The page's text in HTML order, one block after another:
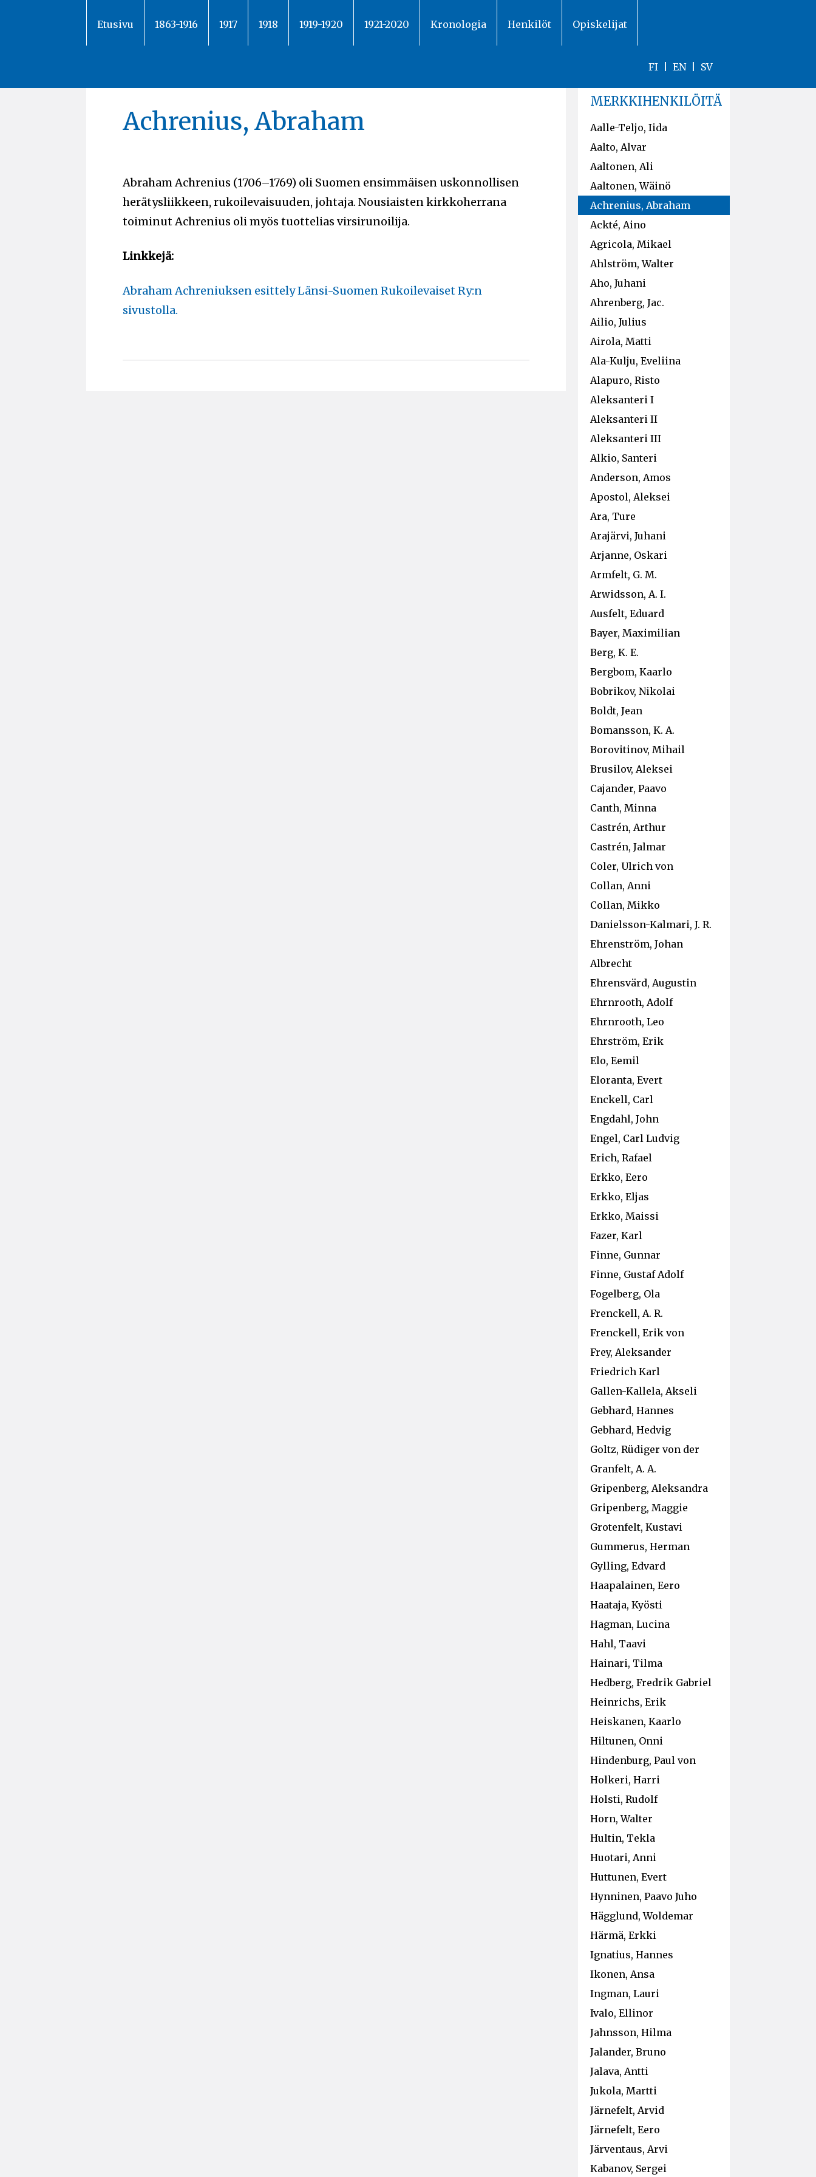
Etusivu 1863-1916 1917 1918 1919-1920 1921-2020 Kronologia Henkilöt Opiskelijat
FI EN| SV
Achrenius, Abraham
Abraham Achrenius (1706–1769) oli Suomen ensimmäisen uskonnollisen
herätysliikkeen, rukoilevaisuuden, johtaja. Nousiaisten kirkkoherrana
toiminut Achrenius oli myös tuottelias virsirunoilija.
Linkkejä:
Abraham Achreniuksen esittely Länsi-Suomen Rukoilevaiset Ry:n
sivustolla.
MERKKIHENKILÖITÄ
Aalle-Teljo, Iida
Aalto, Alvar
Aaltonen, Ali
Aaltonen, Wäinö
Achrenius, Abraham
Ackté, Aino
Agricola, Mikael
Ahlström, Walter
Aho, Juhani
Ahrenberg, Jac.
Ailio, Julius
Airola, Matti
Ala-Kulju, Eveliina
Alapuro, Risto
Aleksanteri I
Aleksanteri II
Aleksanteri III
Alkio, Santeri
Anderson, Amos
Apostol, Aleksei
Ara, Ture
Arajärvi, Juhani
Arjanne, Oskari
Armfelt, G. M.
Arwidsson, A. I.
Ausfelt, Eduard
Bayer, Maximilian
Berg, K. E.
Bergbom, Kaarlo
Bobrikov, Nikolai
Boldt, Jean
Bomansson, K. A.
Borovitinov, Mihail
Brusilov, Aleksei
Cajander, Paavo
Canth, Minna
Castrén, Arthur
Castrén, Jalmar
Coler, Ulrich von
Collan, Anni
Collan, Mikko
Danielsson-Kalmari, J. R.
Ehrenström, Johan
Albrecht
Ehrensvärd, Augustin
Ehrnrooth, Adolf
Ehrnrooth, Leo
Ehrström, Erik
Elo, Eemil
Eloranta, Evert
Enckell, Carl
Engdahl, John
Engel, Carl Ludvig
Erich, Rafael
Erkko, Eero
Erkko, Eljas
Erkko, Maissi
Fazer, Karl
Finne, Gunnar
Finne, Gustaf Adolf
Fogelberg, Ola
Frenckell, A. R.
Frenckell, Erik von
Frey, Aleksander
Friedrich Karl
Gallen-Kallela, Akseli
Gebhard, Hannes
Gebhard, Hedvig
Goltz, Rüdiger von der
Granfelt, A. A.
Gripenberg, Aleksandra
Gripenberg, Maggie
Grotenfelt, Kustavi
Gummerus, Herman
Gylling, Edvard
Haapalainen, Eero
Haataja, Kyösti
Hagman, Lucina
Hahl, Taavi
Hainari, Tilma
Hedberg, Fredrik Gabriel
Heinrichs, Erik
Heiskanen, Kaarlo
Hiltunen, Onni
Hindenburg, Paul von
Holkeri, Harri
Holsti, Rudolf
Horn, Walter
Hultin, Tekla
Huotari, Anni
Huttunen, Evert
Hynninen, Paavo Juho
Hägglund, Woldemar
Härmä, Erkki
Ignatius, Hannes
Ikonen, Ansa
Ingman, Lauri
Ivalo, Ellinor
Jahnsson, Hilma
Jalander, Bruno
Jalava, Antti
Jukola, Martti
Järnefelt, Arvid
Järnefelt, Eero
Järventaus, Arvi
Kabanov, Sergei